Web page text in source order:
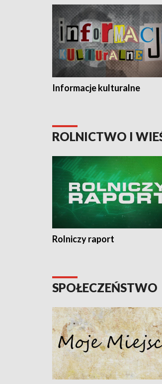
Informacje kulturalne
ROLNICTWO I
Rolniczy raport
SPOŁECZEŃSTWO